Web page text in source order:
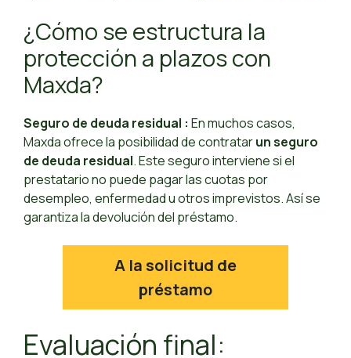
¿Cómo se estructura la
protección a plazos con
Maxda?
Seguro de deuda residual : En muchos casos,
Maxda ofrece la posibilidad de contratarun seguro
de deuda residual. Este seguro interviene si el
prestatario no puede pagar las cuotas por
desempleo, enfermedad u otros imprevistos. Así se
garantiza la devolución del préstamo.
A la solicitud de
préstamo
Evaluación final: